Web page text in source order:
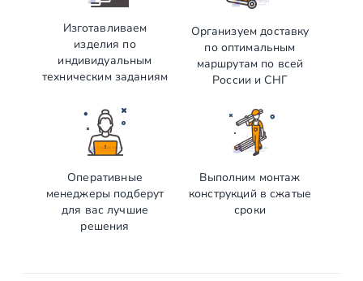
Изготавливаем
изделия по
индивидуальным
техническим заданиям
Организуем доставку
по оптимальным
маршрутам по всей
России и СНГ
Оперативные
менеджеры подберут
для вас лучшие
решения
Выполним монтаж
конструкций в сжатые
сроки